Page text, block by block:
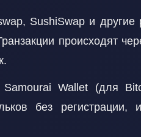
SushiSwap и другие
происходят
Wallet (для
без регистрации,